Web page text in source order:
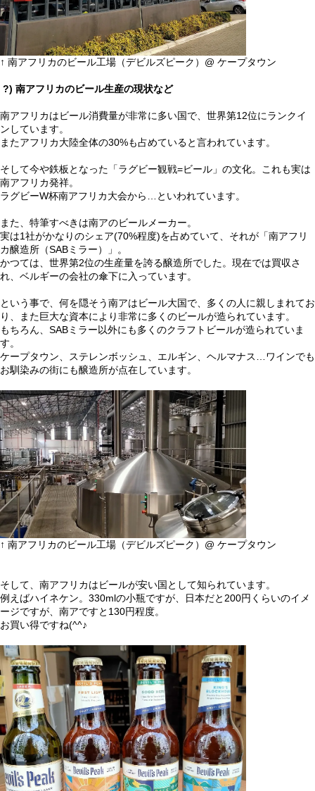
↑ 南アフリカのビール工場（デビルズピーク）@ ケープタウン
?) 南アフリカのビール生産の現状など
南アフリカはビール消費量が非常に多い国で、世界第12位にランクイ
ンしています。
またアフリカ大陸全体の30%も占めていると言われています。
そして今や鉄板となった「ラグビー観戦=ビール」の文化。これも実は
南アフリカ発祥。
ラグビーW杯南アフリカ大会から…といわれています。
また、特筆すべきは南アのビールメーカー。
実は1社がかなりのシェア(70%程度)を占めていて、それが「南アフリ
カ醸造所（SABミラー）」。
かつては、世界第2位の生産量を誇る醸造所でした。現在では買収さ
れ、ベルギーの会社の傘下に入っています。
という事で、何を隠そう南アはビール大国で、多くの人に親しまれてお
り、また巨大な資本により非常に多くのビールが造られています。
もちろん、SABミラー以外にも多くのクラフトビールが造られていま
す。
ケープタウン、ステレンボッシュ、エルギン、ヘルマナス…ワインでも
お馴染みの街にも醸造所が点在しています。
↑ 南アフリカのビール工場（デビルズピーク）@ ケープタウン
そして、南アフリカはビールが安い国として知られています。
例えばハイネケン。330mlの小瓶ですが、日本だと200円くらいのイメ
ージですが、南アですと130円程度。
お買い得ですね(^^♪